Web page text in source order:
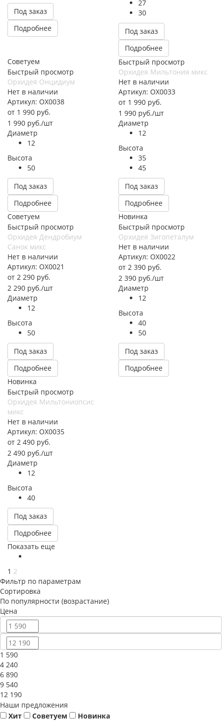
Под заказ
Подробнее
27
30
Под заказ
Подробнее
Советуем
Быстрый просмотр
Орхидея Онцидиум
Нет в наличии
Артикул: ОХ0038
от 1 990 руб.
1 990 руб./шт
Диаметр
12
Высота
50
Под заказ
Подробнее
Быстрый просмотр
Орхидея Мильтония микс
Нет в наличии
Артикул: ОХ0033
от 1 990 руб.
1 990 руб./шт
Диаметр
12
Высота
35
45
Под заказ
Подробнее
Советуем
Быстрый просмотр
Орхидея Дендробиум
Санок микс
Нет в наличии
Артикул: ОХ0021
от 2 290 руб.
2 290 руб./шт
Диаметр
12
Высота
50
Под заказ
Подробнее
Новинка
Быстрый просмотр
Орхидея Зигопеталум
Нет в наличии
Артикул: ОХ0022
от 2 390 руб.
2 390 руб./шт
Диаметр
12
Высота
40
50
Под заказ
Подробнее
Новинка
Быстрый просмотр
Орхидея Мильтониопсис
микс
Нет в наличии
Артикул: ОХ0035
от 2 490 руб.
2 490 руб./шт
Диаметр
12
Высота
40
Под заказ
Подробнее
Показать еще
1 2
Фильтр по параметрам
Сортировка
По популярности (возрастание)
Цена
1 590
4 240
6 890
9 540
12 190
Наши предложения
Хит
Советуем
Новинка